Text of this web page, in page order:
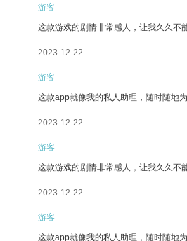
游客
这款游戏的剧情非常感人，让我久久不
2023-12-22
游客
这款app就像我的私人助理，随时随地
2023-12-22
游客
这款游戏的剧情非常感人，让我久久不
2023-12-22
游客
这款app就像我的私人助理，随时随地